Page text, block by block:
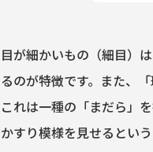
目が細かいもの（細目）
るのが特徴です。また、
これは一種の「まだら」
かすり模様を見せるという